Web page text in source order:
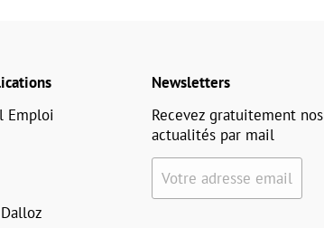
Emploi
Newsletters
Recevez gratuitement nos
actualités par mail
Votre adresse email